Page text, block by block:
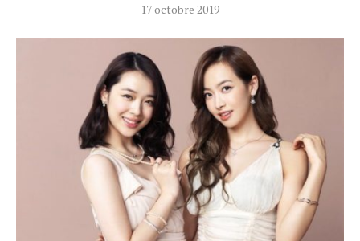
17 octobre 2019